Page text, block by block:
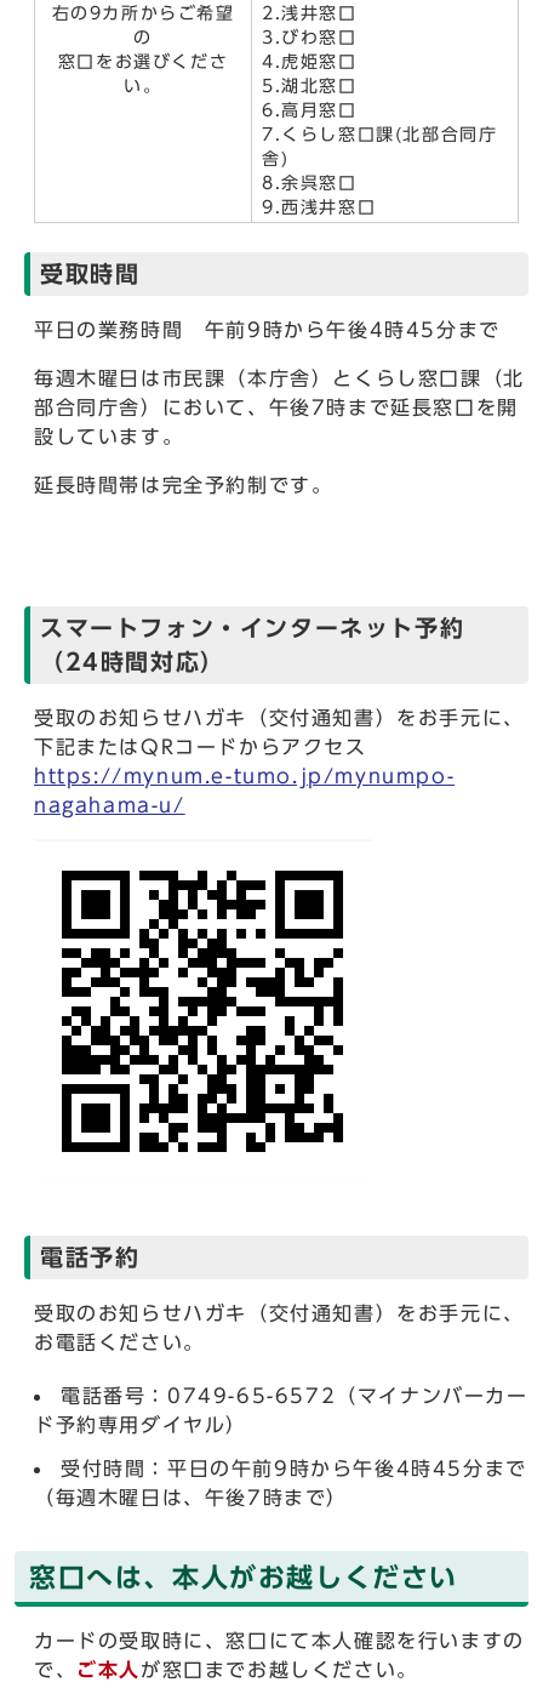
右の9カ所からご希望
の
窓口をお選びくださ
い。
2.浅井窓口
3.びわ窓口
4.虎姫窓口
5.湖北窓口
6.高月窓口
7.くらし窓口課(北部合同庁
舎)
8.余呉窓口
9.西浅井窓口
受取時間
平日の業務時間 午前9時から午後4時45分まで
毎週木曜日は市民課（本庁舎）とくらし窓口課（北
部合同庁舎）において、午後7時まで延長窓口を開
設しています。
延長時間帯は完全予約制です。
スマートフォン・インターネット予約
（24時間対応）
受取のお知らせハガキ（交付通知書）をお手元に、
下記またはQRコードからアクセス
https://mynum.e-tumo.jp/mynumpo-
nagahama-u/
電話予約
受取のお知らせハガキ（交付通知書）をお手元に、
お電話ください。
電話番号：0749-65-6572（マイナンバーカー
ド予約専用ダイヤル）
受付時間：平日の午前9時から午後4時45分まで
（毎週木曜日は、午後7時まで）
窓口へは、本人がお越しください
カードの受取時に、窓口にて本人確認を行いますの
で、
ご本人 が窓口までお越しください。